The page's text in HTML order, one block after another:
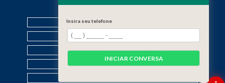
MENU
HOME
QUEM SOMOS
SERVIÇOS
CONTATO
Insira seu telefone
INICIAR CONVERSA